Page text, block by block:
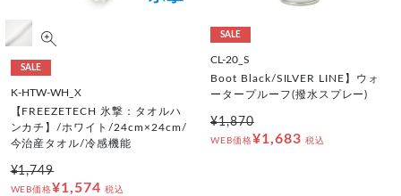
SALE
K-HTW-WH_X
【FREEZETECH 氷撃：タオルハ
ンカチ】/ホワイト/24cm×24cm/
今治産タオル/冷感機能
¥1,749
WEB価格¥1,574 税込
SALE
CL-20_S
Boot Black/SILVER LINE】ウォ
ータープルーフ(撥水スプレー)
¥1,870
WEB価格¥1,683 税込